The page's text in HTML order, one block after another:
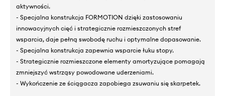
aktywności.
- Specjalna konstrukcja FORMOTION dzięki zastosowaniu
innowacyjnych cięć i strategicznie rozmieszczonych stref
wsparcia, daje pełną swobodę ruchu i optymalne dopasowanie.
- Specjalna konstrukcja zapewnia wsparcie łuku stopy.
- Strategicznie rozmieszczone elementy amortyzujące pomagają
zmniejszyć wstrząsy powodowane uderzeniami.
- Wykończenie ze ściągacza zapobiega zsuwaniu się skarpetek.